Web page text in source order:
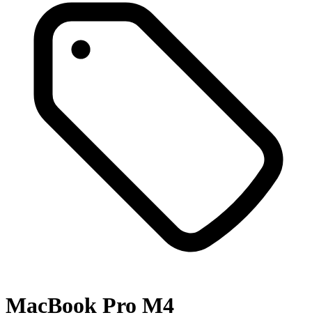
MacBook Pro M4